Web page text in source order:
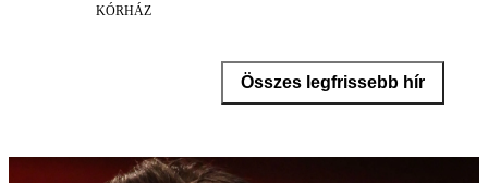
KÓRHÁZ
Összes legfrissebb hír